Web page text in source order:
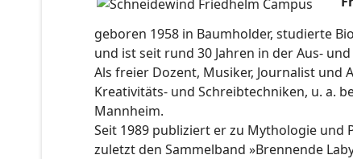
geboren 1958 in Baumholder, studierte
und ist seit rund 30 Jahren in der Aus-
Als freier Dozent, Musiker, Journalist
Kreativitäts- und Schreibtechniken, u. a.
Mannheim.
Seit 1989 publiziert er zu Mythologie und
zuletzt den Sammelband »Brennende